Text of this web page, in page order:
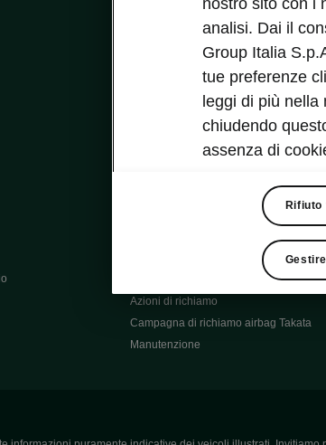
Richiedi Preventivo
Richiedi Test Drive
Post-vendita aziende e P.IVA
Škoda Supercard
Azioni di richiamo
Campagna di richiamo airbag Takata
Manutenzione
analisi. Dai il
Group Italia
tue preferenze
leggi di più nella
chiudendo
assenza di
Rifiuto